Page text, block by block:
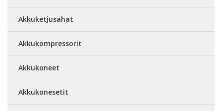
Akkuketjusahat
Akkukompressorit
Akkukoneet
Akkukonesetit